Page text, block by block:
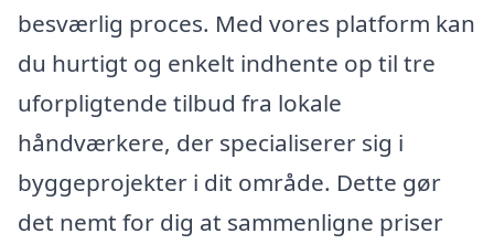
besværlig proces. Med vores platform kan
du hurtigt og enkelt indhente op til tre
uforpligtende tilbud fra lokale
håndværkere, der specialiserer sig i
byggeprojekter i dit område. Dette gør
det nemt for dig at sammenligne priser